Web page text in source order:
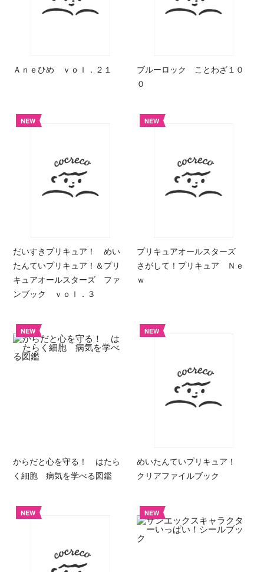
Ａｎｅひめ ｖｏｌ．２１
ブルーロック ことわざ１０
０
NEW
だいすきプリキュア！ めい
たんていプリキュア！＆プリ
キュアオールスターズ ファ
ンブック ｖｏｌ．３
NEW
プリキュアオールスターズ
さがして！プリキュア Ｎｅ
ｗ
NEW
からだと心を守る！ はたら
く細胞 病気を学べる図鑑
NEW
めいたんていプリキュア！
クリアファイルブック
NEW NEW